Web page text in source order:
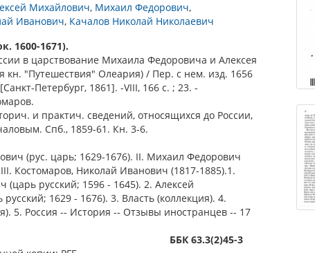
Михайлович Михаил Федорович
Иванович Качалов Николай Николаевич
1600-1671).
в царствование Михаила Федоровича и Алексея
кн. "Путешествия" Олеария) / Пер. с нем. изд. 1656
Петербург, 1861]. -VIII, 166 с. ; 23. -
и практич. сведений, относящихся до России,
Спб., 1859-61. Кн. 3-6.
(рус. царь; 1629-1676). II. Михаил Федорович
Костомаров, Николай Иванович (1817-1885).1.
(царь русский; 1596 - 1645). 2. Алексей
1629 - 1676). 3. Власть (коллекция). 4.
5. Россия -- История -- Отзывы иностранцев -- 17
ББК 63.3(2)45-3